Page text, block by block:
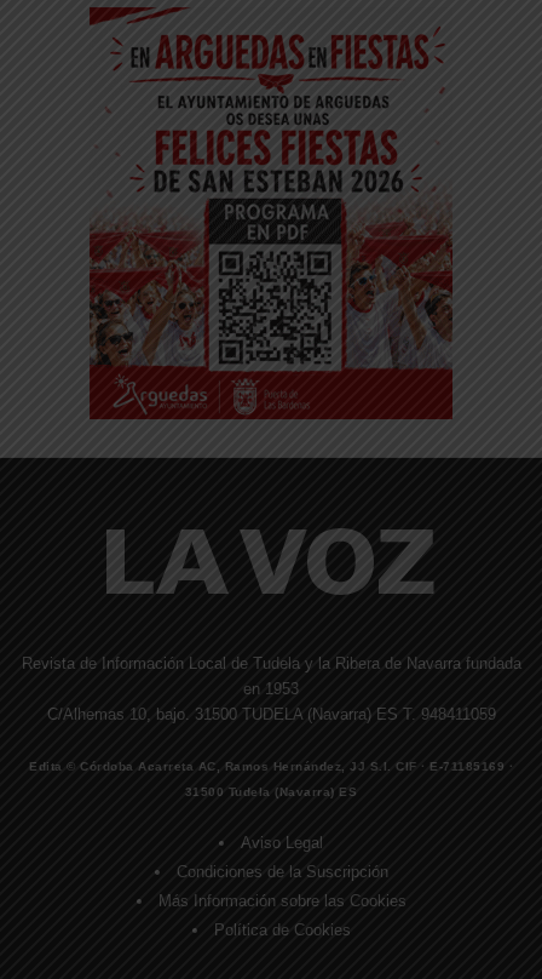
Revista de Información Local de Tudela y la Ribera de Navarra fundada
en 1953
C/Alhemas 10, bajo. 31500 TUDELA (Navarra) ES T. 948411059
Edita © Córdoba Acarreta AC, Ramos Hernández, JJ S.I. CIF · E-71185169 ·
31500 Tudela (Navarra) ES
Aviso Legal
Condiciones de la Suscripción
Más Información sobre las Cookies
Política de Cookies